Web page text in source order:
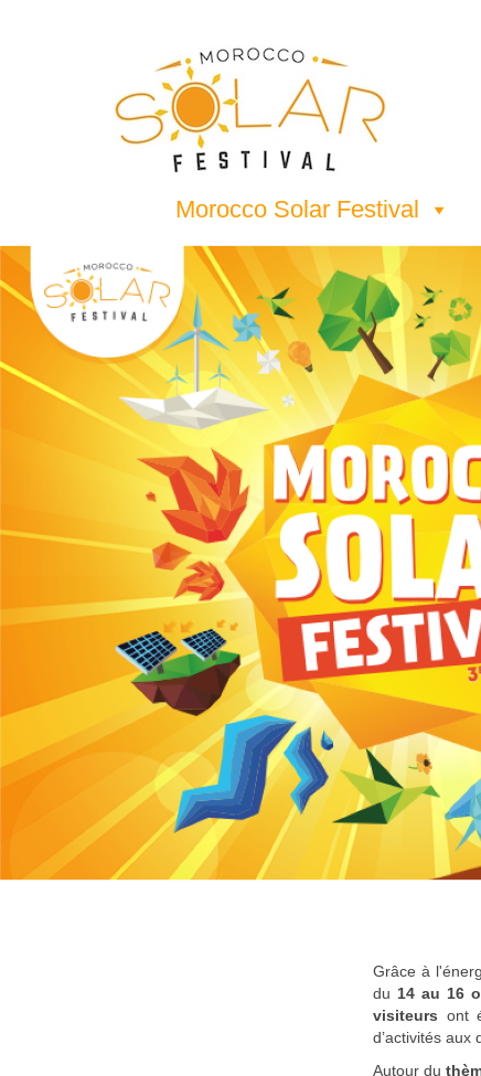
Morocco Solar Festival
Grâce à
du 14 au 16
visiteurs ont
d’activités aux
Autour du